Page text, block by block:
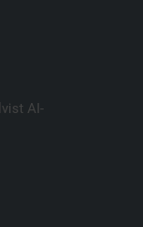
AI-